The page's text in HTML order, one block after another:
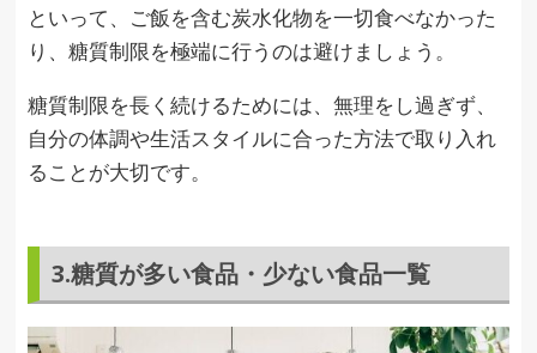
といって、ご飯を含む炭水化物を一切食べなかった
り、糖質制限を極端に行うのは避けましょう。
糖質制限を長く続けるためには、無理をし過ぎず、
自分の体調や生活スタイルに合った方法で取り入れ
ることが大切です。
3.糖質が多い食品・少ない食品一覧